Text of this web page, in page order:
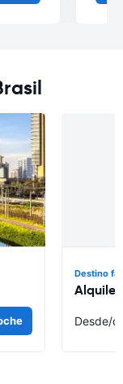
Destino
Desde/